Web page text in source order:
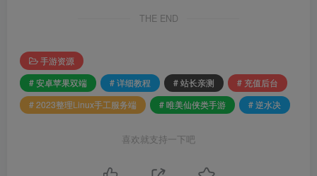
THE END
手游资源
# 安卓苹果双端
# 详细教程 # 站长亲测
# 充值后台
# 2023整理Linux手工服务端
# 唯美仙侠类手游 # 逆水决
喜欢就支持一下吧